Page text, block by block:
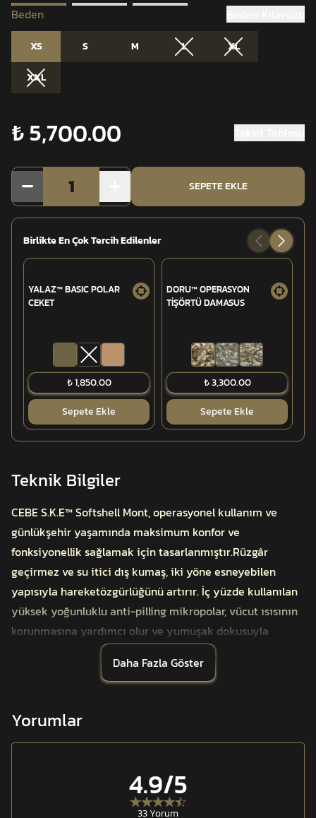
Beden
XS S M L XL
XXL
₺ 5,700.00
1 SEPETE EKLE
Birlikte En Çok Tercih Edilenler
YALAZ™ BASIC POLAR
CEKET
₺ 1,850.00
Sepete Ekle
DORU™ OPERASYON
TİŞÖRTÜ DAMASUS
₺ 3,300.00
Sepete Ekle
Teknik Bilgiler
CEBE S.K.E™ Softshell Mont, operasyonel kullanım ve
günlükşehir yaşamında maksimum konfor ve
fonksiyonellik sağlamak için tasarlanmıştır.Rüzgâr
geçirmez ve su itici dış kumaş, iki yöne esneyebilen
yapısıyla hareketözgürlüğünü artırır. İç yüzde kullanılan
yüksek yoğunluklu anti-pilling mikropolar, vücut ısısının
korunmasına yardımcı olur ve yumuşak dokusuyla
uzunsüreli kullanımda konfor sağlar.
Montun ara katmanında yer alan membran yapısı,
yüksek buhartransferi sağlayarak ter ve nemin dışarı
atılmasını kolaylaştırır. Böyleceperformans anında
oluşan ısı artışları dengelenir ve kullanıcı kuru kalır.
S.K.E™ — Silaha Kolay Erişim sistemi, kemerde
şekilde ergonomik olarakgeliştirilmiştir. Bu özellik
özellikle yakın koruma görevlerinde tepki
Daha Fazla Göster
Yorumlar
4.9/5
33 Yorum